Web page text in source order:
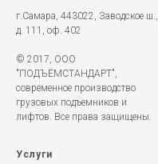
г.Самара, 443022, Заводское ш.,
д. 111, оф. 402
© 2017, ООО
"ПОДЪЁМСТАНДАРТ",
современное производство
грузовых подъемников и
лифтов. Все права защищены.
Услуги